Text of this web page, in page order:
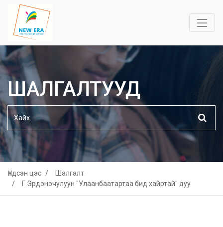
ШАЛГАЛТУУД
Үндсэн цэс
Шалгалт
Г.Эрдэнэчулуун "Улаанбаатартаа бид хайртай" дуу